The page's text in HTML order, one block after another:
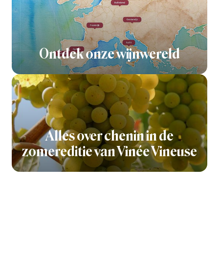
Ontdek onze wijnwereld
Alles over chenin in de
zomereditie van Vinée Vineuse